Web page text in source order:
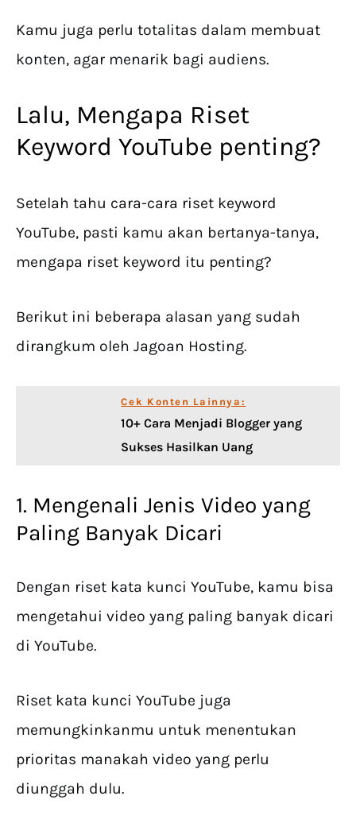
Kamu juga perlu totalitas dalam membuat
konten, agar menarik bagi audiens.
Lalu, Mengapa Riset
Keyword YouTube penting?
Setelah tahu cara-cara riset keyword
YouTube, pasti kamu akan bertanya-tanya,
mengapa riset keyword itu penting?
Berikut ini beberapa alasan yang sudah
dirangkum oleh Jagoan Hosting.
Cek Konten Lainnya:
10+ Cara Menjadi Blogger yang
Sukses Hasilkan Uang
1. Mengenali Jenis Video yang
Paling Banyak Dicari
Dengan riset kata kunci YouTube, kamu bisa
mengetahui video yang paling banyak dicari
di YouTube.
Riset kata kunci YouTube juga
memungkinkanmu untuk menentukan
prioritas manakah video yang perlu
diunggah dulu.